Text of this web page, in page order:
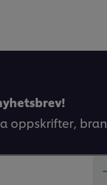
oppskrifter,